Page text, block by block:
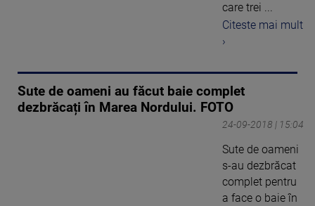
care trei ...
Citeste mai mult
›
Sute de oameni au făcut baie complet
dezbrăcați în Marea Nordului. FOTO
24-09-2018 | 15:04
Sute de oameni
s-au dezbrăcat
complet pentru
a face o baie în